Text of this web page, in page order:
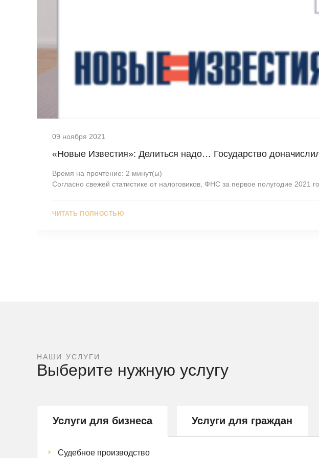
09 ноября 2021
«Новые Известия»: Делиться надо… Государство
Время на прочтение: 2 минут(ы)
Согласно свежей статистике от налоговиков, ФНС за первое полугодие
ЧИТАТЬ ПОЛНОСТЬЮ
НАШИ УСЛУГИ
Выберите нужную услугу
Услуги для бизнеса Услуги для граждан
Судебное производство